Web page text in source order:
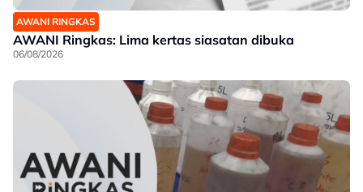
AWANI RINGKAS
AWANI Ringkas: Lima kertas siasatan dibuka
06/08/2026